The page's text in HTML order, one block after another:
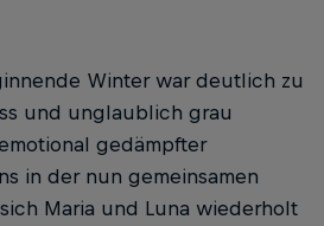
Winter war deutlich zu
und unglaublich grau
gedämpfter
in der nun gemeinsamen
Maria und Luna wiederholt